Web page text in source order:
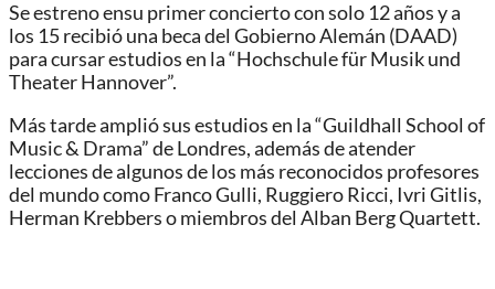
Se estreno ensu primer concierto con solo 12 años y a
los 15 recibió una beca del Gobierno Alemán (DAAD)
para cursar estudios en la “Hochschule für Musik und
Theater Hannover”.
Más tarde amplió sus estudios en la “Guildhall School of
Music & Drama” de Londres, además de atender
lecciones de algunos de los más reconocidos profesores
del mundo como Franco Gulli, Ruggiero Ricci, Ivri Gitlis,
Herman Krebbers o miembros del Alban Berg Quartett.